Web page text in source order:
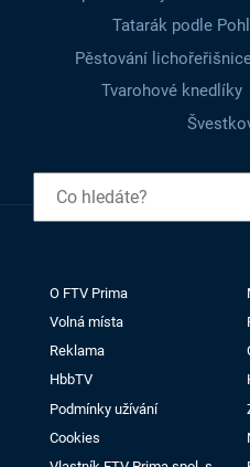
Tatarák podle
Pěstování
Tvarohové knedlíky
O FTV Prima
Volná místa
Reklama
HbbTV
Podmínky užívání
Cookies